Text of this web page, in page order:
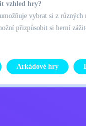
vzhled hry?
vybrat si z různých
přizpůsobit si herní
Arkádové hry